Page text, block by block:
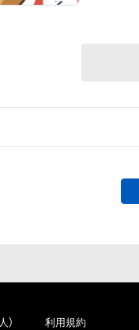
）
利用規約